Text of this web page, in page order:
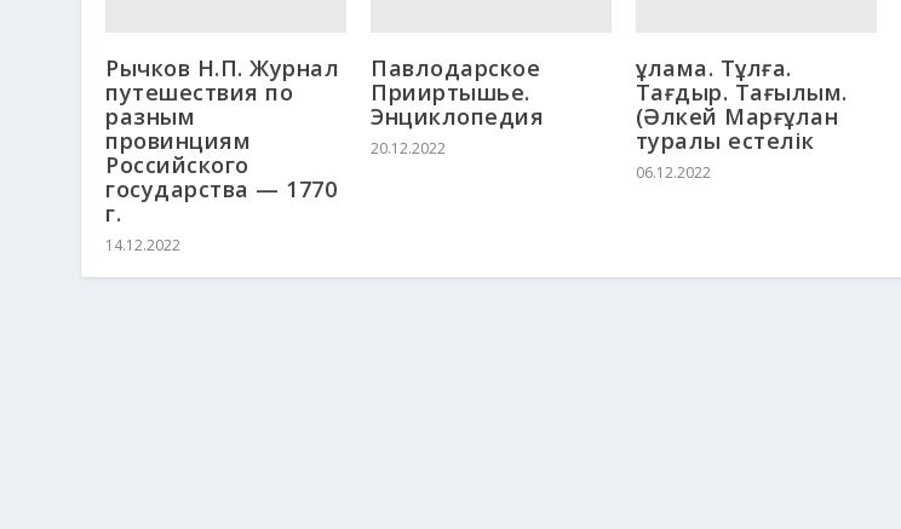
Рычков Н.П. Журнал
путешествия по
разным
провинциям
Российского
государства — 1770
г.
14.12.2022
Павлодарское
Прииртышье.
Энциклопедия
20.12.2022
Ғұлама. Тұлға.
Тағдыр. Тағылым.
(Әлкей Марғұлан
туралы естелік
06.12.2022